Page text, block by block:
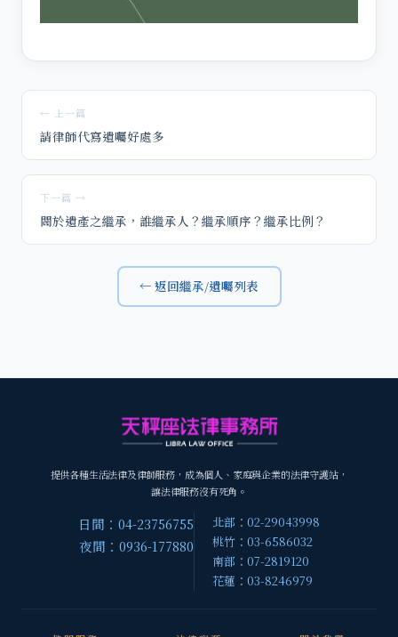
← 上一篇
請律師代寫遺囑好處多
下一篇 →
關於遺產之繼承，誰繼承人？繼承順序？繼承比例？
← 返回繼承/遺囑列表
提供各種生活法律及律師服務，成為個人、家庭與企業的法律守護站，
讓法律服務沒有死角。
日間：04-23756755
夜間：0936-177880
北部：02-29043998
桃竹：03-6586032
南部：07-2819120
花蓮：03-8246979